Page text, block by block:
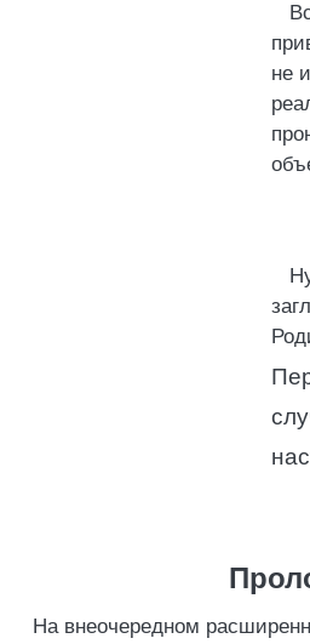
не
На внеочередном